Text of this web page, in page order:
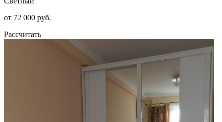
от 72 000 руб.
Рассчитать